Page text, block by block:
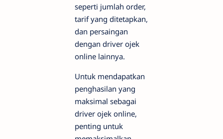
seperti jumlah order,
tarif yang ditetapkan,
dan persaingan
dengan driver ojek
online lainnya.
Untuk mendapatkan
penghasilan yang
maksimal sebagai
driver ojek online,
penting untuk